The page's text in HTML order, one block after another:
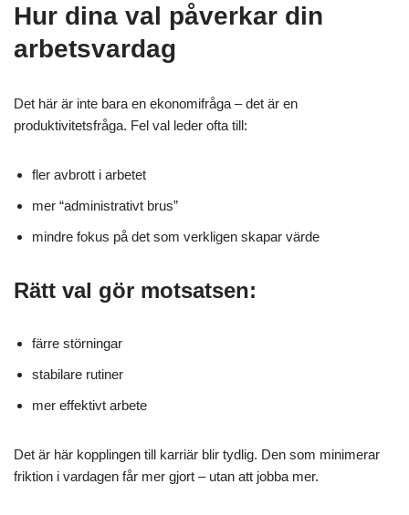
Hur dina val påverkar din
arbetsvardag
Det här är inte bara en ekonomifråga – det är en
produktivitetsfråga. Fel val leder ofta till:
fler avbrott i arbetet
mer “administrativt brus”
mindre fokus på det som verkligen skapar värde
Rätt val gör motsatsen:
färre störningar
stabilare rutiner
mer effektivt arbete
Det är här kopplingen till karriär blir tydlig. Den som minimerar
friktion i vardagen får mer gjort – utan att jobba mer.